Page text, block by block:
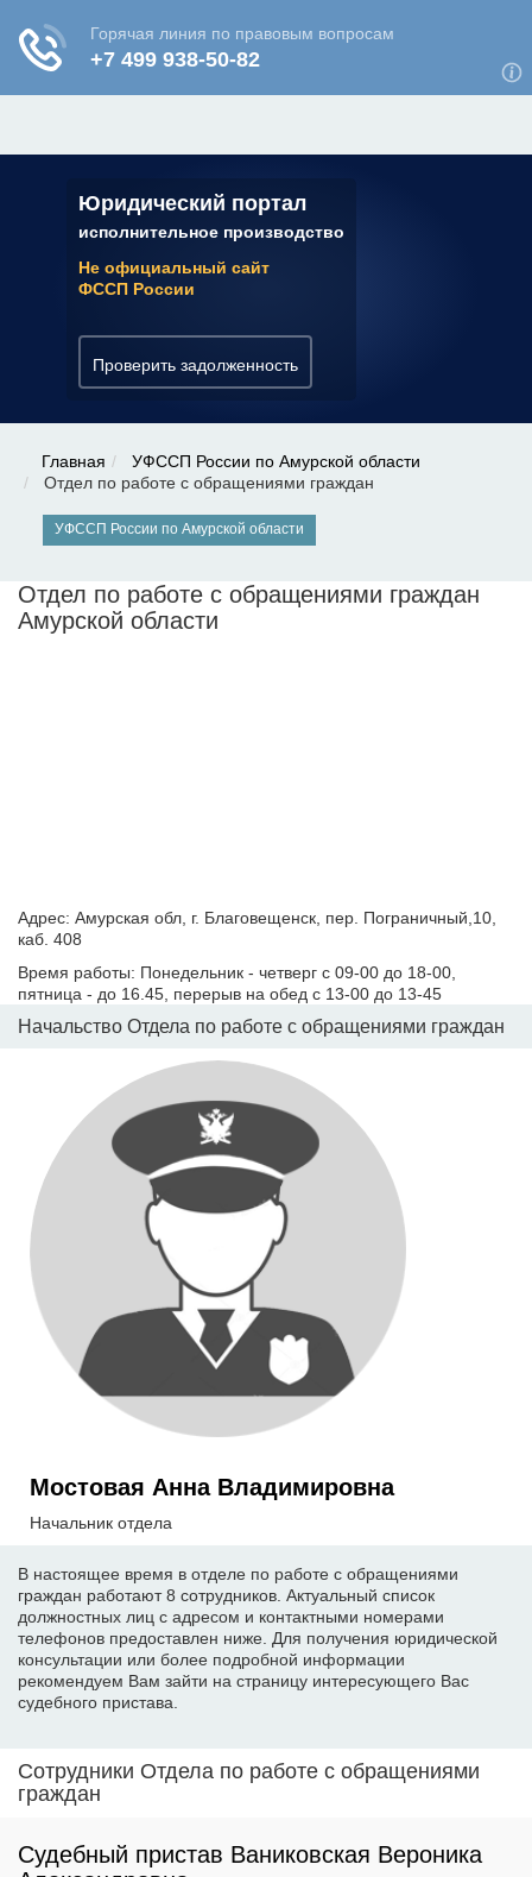
Юридический портал
исполнительное производство
Не официальный сайт
ФССП России
Проверить задолженность
✆ 7 (800) 350-22-64
Главная
УФССП России по Амурской области
Отдел по работе с обращениями граждан
УФССП России по Амурской области
Отдел по работе с обращениями граждан
Амурской области
Адрес: Амурская обл, г. Благовещенск, пер. Пограничный,10,
каб. 408
Время работы: Понедельник - четверг с 09-00 до 18-00,
пятница - до 16.45, перерыв на обед с 13-00 до 13-45
Начальство Отдела по работе с обращениями граждан
Мостовая Анна Владимировна
Начальник отдела
В настоящее время в отделе по работе с обращениями
граждан работают 8 сотрудников. Актуальный список
должностных лиц с адресом и контактными номерами
телефонов предоставлен ниже. Для получения юридической
консультации или более подробной информации
рекомендуем Вам зайти на страницу интересующего Вас
судебного пристава.
Сотрудники Отдела по работе с обращениями
граждан
Судебный пристав Ваниковская Вероника